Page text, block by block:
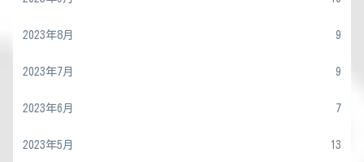
2023年8月 9
2023年7月 9
2023年6月 7
2023年5月 13